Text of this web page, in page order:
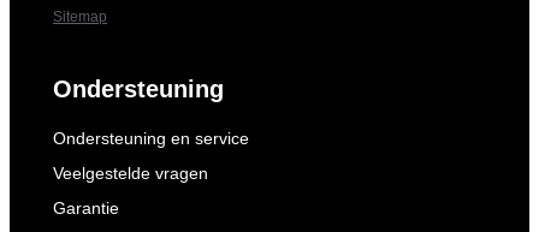
Sitemap
Ondersteuning
Ondersteuning en service
Veelgestelde vragen
Garantie